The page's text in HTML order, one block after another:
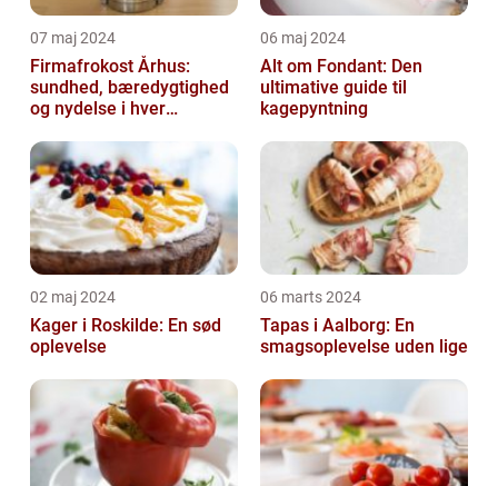
07 maj 2024
Firmafrokost Århus:
sundhed, bæredygtighed
og nydelse i hver
06 maj 2024
Alt om Fondant: Den
ultimative guide til
kagepyntning
02 maj 2024
Kager i Roskilde: En sød
oplevelse
06 marts 2024
Tapas i Aalborg: En
smagsoplevelse uden lige